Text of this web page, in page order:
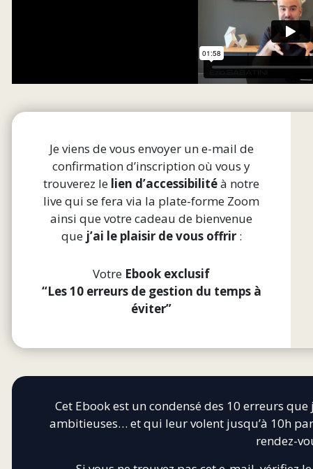
Je viens de vous envoyer un e-mail de
confirmation d’inscription où vous y
trouverez le lien d’accessibilitéà notre
live qui se fera via la plate-forme Zoom
ainsi que votre cadeau de bienvenue
que j’ai le plaisir de vous offrir:
Votre Ebook exclusif
“Les 10 erreurs de gestion du temps à
éviter”
Cet Ebook est un condensé des 10 erreurs
ambitieuses… et qui leur volent jusqu’à 10h
rendez-